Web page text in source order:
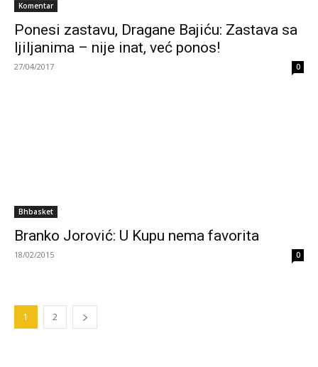
Komentar
Ponesi zastavu, Dragane Bajiću: Zastava sa
ljiljanima – nije inat, već ponos!
27/04/2017 0
Bhbasket
Branko Jorović: U Kupu nema favorita
18/02/2015 0
1 2